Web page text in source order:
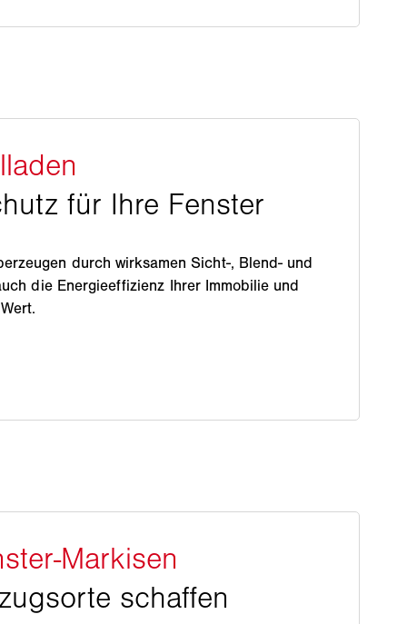
durch wirksamen Sicht-, Blend- und
die Energieeffizienz Ihrer Immobilie und